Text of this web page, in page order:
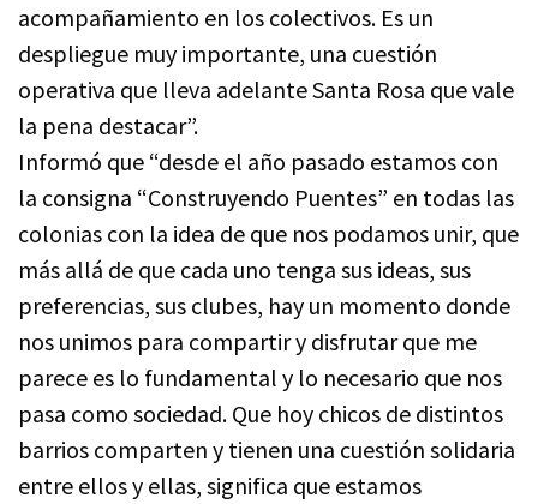
acompañamiento en los colectivos. Es un
despliegue muy importante, una cuestión
operativa que lleva adelante Santa Rosa que vale
la pena destacar”.
Informó que “desde el año pasado estamos con
la consigna “Construyendo Puentes” en todas las
colonias con la idea de que nos podamos unir, que
más allá de que cada uno tenga sus ideas, sus
preferencias, sus clubes, hay un momento donde
nos unimos para compartir y disfrutar que me
parece es lo fundamental y lo necesario que nos
pasa como sociedad. Que hoy chicos de distintos
barrios comparten y tienen una cuestión solidaria
entre ellos y ellas, significa que estamos